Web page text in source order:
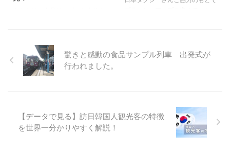
して、もっと多くの方に ...
た。（私もその１人ですw）とこ
ろが実際には、そのうち７割近く
の方が“本物”をサンプルだと勘違
でもお馴染みの“食品サンプル vs
本物”を見破るというゲーム。昨
年、日本一の食品サンプルの町・
した！ ターゲット層に直接ヒア
企画予定数を越える３企画を実現
させてくださいました！（ありが
とうございます！）さらに、＋３
驚きと感動の食品サンプル列車 出発式が
行われました。
【データで見る】訪日韓国人観光客の特徴
を世界一分かりやすく解説！